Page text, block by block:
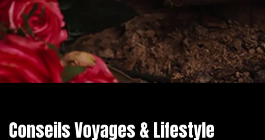
Conseils Voyages & Lifestyle